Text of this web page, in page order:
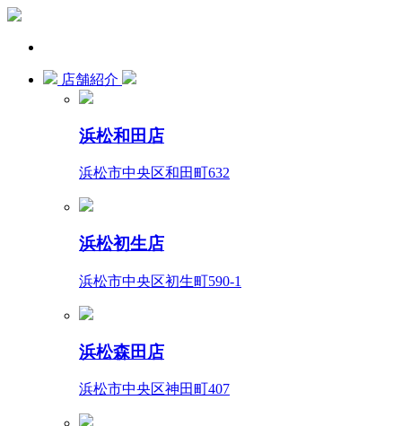
店舗紹介
浜松和田店
浜松市中央区和田町632
浜松初生店
浜松市中央区初生町590-1
浜松森田店
浜松市中央区神田町407